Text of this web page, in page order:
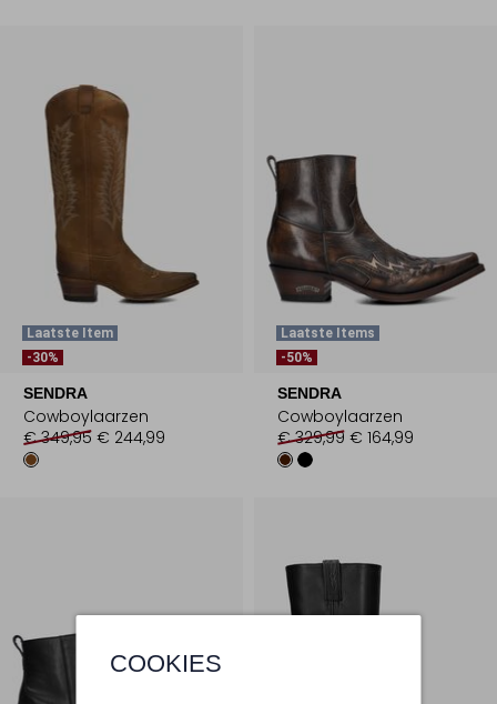
COOKIES
Laatste Item
-30%
SENDRA
Cowboylaarzen
€ 349,95 € 244,99
Laatste Items
-50%
SENDRA
Cowboylaarzen
€ 329,99 € 164,99